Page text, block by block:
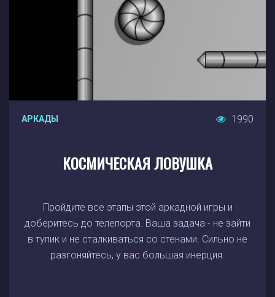
АРКАДЫ 1990
КОСМИЧЕСКАЯ ЛОВУШКА
Пройдите все этапы этой аркадной игры и
доберитесь до телепорта. Ваша задача - не зайти
в тупик и не сталкиваться со стенами. Сильно не
разгоняйтесь, у вас большая инерция.